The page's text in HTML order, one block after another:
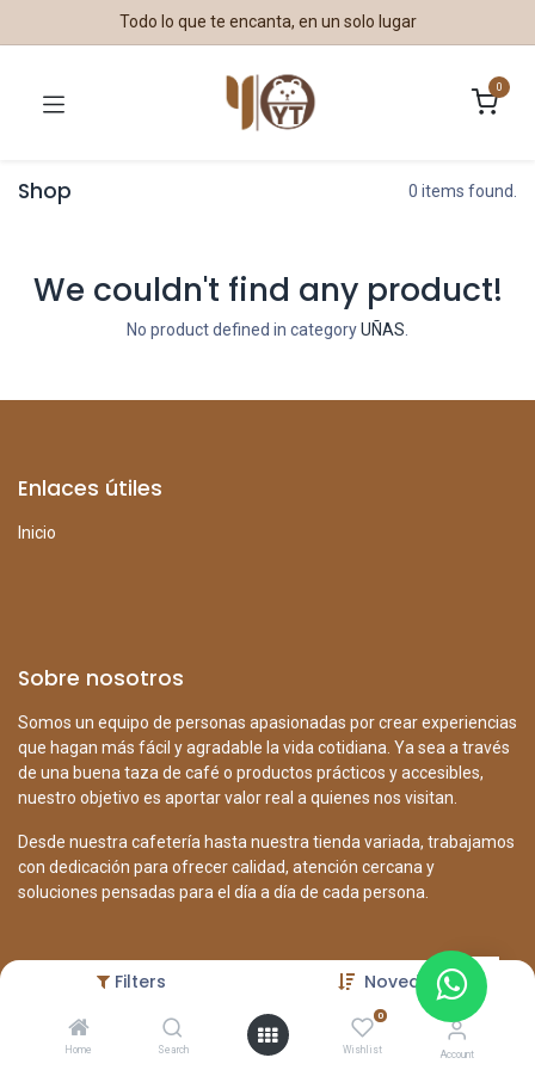
Filters Novedades
Home Search
0
Wishlist Account
Todo lo que te encanta, en un solo lugar
0
Shop 0 items found.
We couldn't find any product!
No product defined in categoryUÑAS
Enlaces útiles
Inicio
Sobre nosotros
Somos un equipo de personas apasionadas por crear experiencias
que hagan más fácil y agradable la vida cotidiana. Ya sea a través
de una buena taza de café o productos prácticos y accesibles,
nuestro objetivo es aportar valor real a quienes nos visitan.
Desde nuestra cafetería hasta nuestra tienda variada, trabajamos
con dedicación para ofrecer calidad, atención cercana y
soluciones pensadas para el día a día de cada persona.
Contáctenos
+507 6230-7230